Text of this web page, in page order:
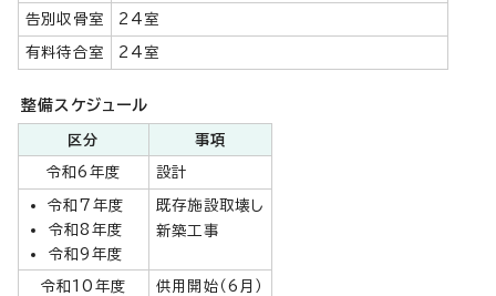
告別収骨室 24室
有料待合室 24室
整備スケジュール
区分 事項
令和6年度 設計
令和7年度
令和8年度
令和9年度
既存施設取壊し
新築工事
令和10年度 供用開始（6月）